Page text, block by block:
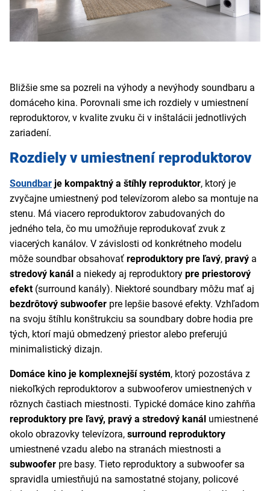
Bližšie sme sa pozreli na výhody a nevýhody soundbaru a
domáceho kina. Porovnali sme ich rozdiely v umiestnení
reproduktorov, v kvalite zvuku či v inštalácii jednotlivých
zariadení.
Rozdiely v umiestnení reproduktorov
Soundbar je kompaktný a štíhly reproduktor, ktorý je
zvyčajne umiestnený pod televízorom alebo sa montuje na
stenu. Má viacero reproduktorov zabudovaných do
jedného tela, čo mu umožňuje reprodukovať zvuk z
viacerých kanálov. V závislosti od konkrétneho modelu
môže soundbar obsahovať reproduktory pre ľavý, pravý a
stredový kanál a niekedy aj reproduktory pre priestorový
efekt(surround kanály). Niektoré soundbary môžu mať aj
bezdrôtový subwoofer pre lepšie basové efekty. Vzhľadom
na svoju štíhlu konštrukciu sa soundbary dobre hodia pre
tých, ktorí majú obmedzený priestor alebo preferujú
minimalistický dizajn.
Domáce kino je komplexnejší systém, ktorý pozostáva z
niekoľkých reproduktorov a subwooferov umiestnených v
rôznych častiach miestnosti. Typické domáce kino zahŕňa
reproduktory pre ľavý, pravý a stredový kanál umiestnené
okolo obrazovky televízora, surround reproduktory
umiestnené vzadu alebo na stranách miestnosti a
subwoofer pre basy. Tieto reproduktory a subwoofer sa
spravidla umiestňujú na samostatné stojany, policové